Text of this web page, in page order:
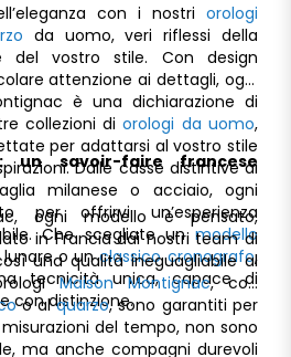
con i nostri orologi
da uomo, veri riflessi della
del vostro stile. Con design
attenzione ai dettagli, ogni
è una dichiarazione di
collezioni di orologi da uomo,
per adattarsi al vostro stile
Dalle casse distintive ai
milanese o acciaio, ogni
per offrirvi un’esperienza
Che scegliate unmodello
lunare o unclassico cronografo,
tecnicità unica, capace di
con distinzione.
un savoir-faire francese
ogni modello è pensato,
in Francia dai nostri team di
una qualità ineguagliabile al
Maison Montignac, con
o alquarzo, sono garantiti per
del tempo, non sono
ma anche compagni durevoli